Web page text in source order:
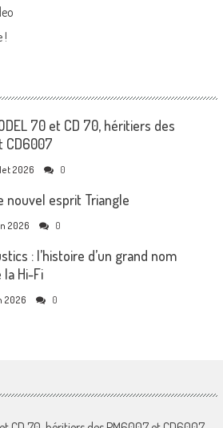
!
70 et CD 70, héritiers des
CD6007
2026 0
nouvel esprit Triangle
2026 0
: l’histoire d’un grand nom
la Hi-Fi
2026 0